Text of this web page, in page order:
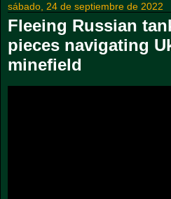
sábado, 24 de septiembre de 2022
Fleeing Russian
pieces navigating
minefield